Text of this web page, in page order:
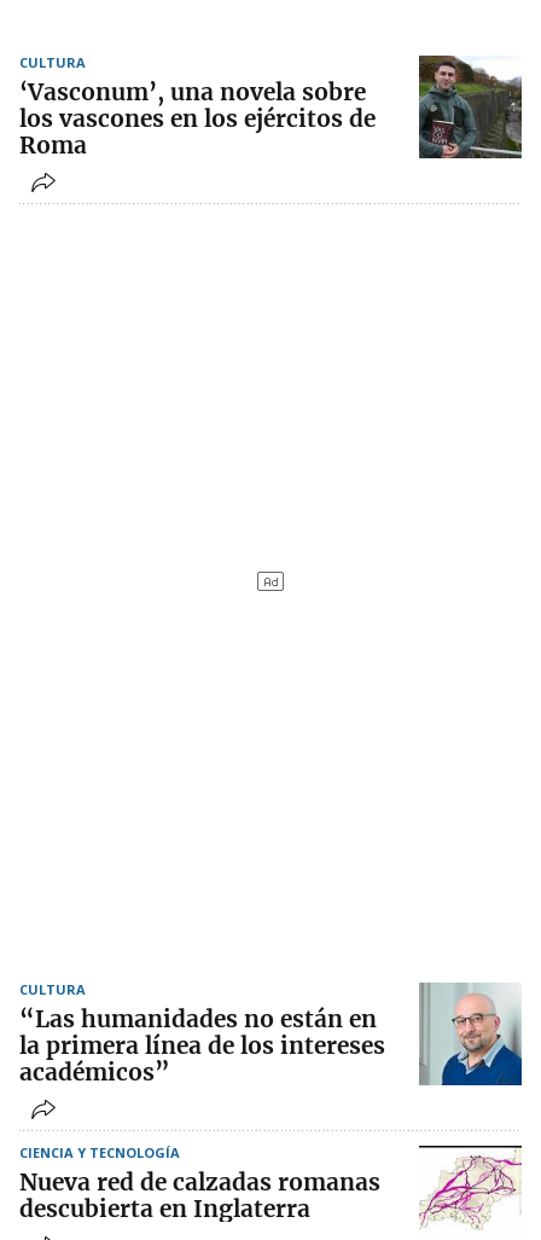
CULTURA
‘Vasconum’, una novela sobre
los vascones en los ejércitos de
Roma
CULTURA
“Las humanidades no están en
la primera línea de los intereses
académicos”
CIENCIA Y TECNOLOGÍA
Nueva red de calzadas romanas
descubierta en Inglaterra